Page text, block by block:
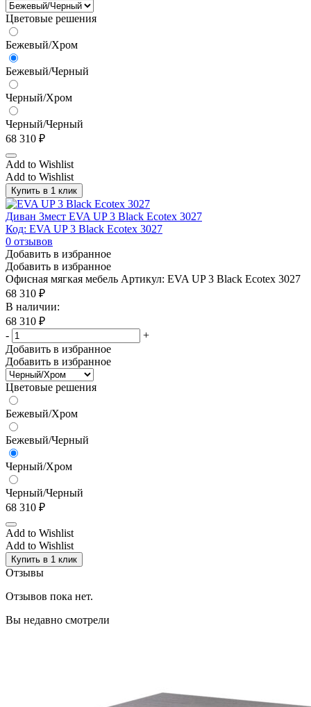
Цветовые решения
Бежевый/Хром
Бежевый/Черный
Черный/Хром
Черный/Черный
68 310 ₽
Add to Wishlist
Add to Wishlist
Купить в 1 клик
Диван 3мест EVA UP 3 Black Ecotex 3027
Код: EVA UP 3 Black Ecotex 3027
0 отзывов
Добавить в избранное
Добавить в избранное
Офисная мягкая мебель Артикул: EVA UP 3 Black Ecotex 3027
68 310 ₽
В наличии:
68 310 ₽
-
+
Добавить в избранное
Добавить в избранное
Цветовые решения
Бежевый/Хром
Бежевый/Черный
Черный/Хром
Черный/Черный
68 310 ₽
Add to Wishlist
Add to Wishlist
Купить в 1 клик
Отзывы
Отзывов пока нет.
Вы недавно смотрели